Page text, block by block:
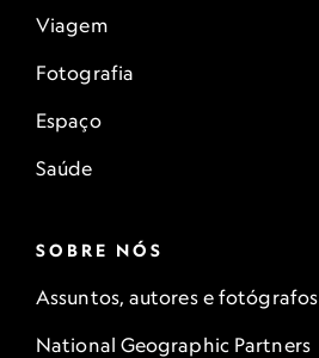
Viagem
Fotografia
Espaço
Saúde
SOBRE NÓS
Assuntos, autores e fotógrafos
National Geographic Partners